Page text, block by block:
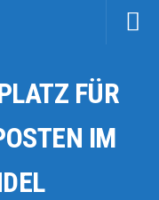
FÜR
IM